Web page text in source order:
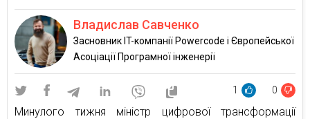
Владислав Савченко
Засновник IT-компанії Powercode і Європейської
Асоціації Програмної інженерії
1 0
Минулого тижня міністр цифрової трансформації